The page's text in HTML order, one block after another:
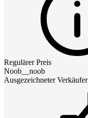
Regulärer Preis
Noob__noob
Ausgezeichneter Verkäufer